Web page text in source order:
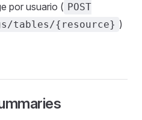
por usuario ( POST
tables/{resource} )